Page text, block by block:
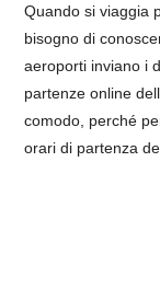
Quando si viaggia
bisogno di
aeroporti inviano i
partenze online
comodo, perché
orari di partenza